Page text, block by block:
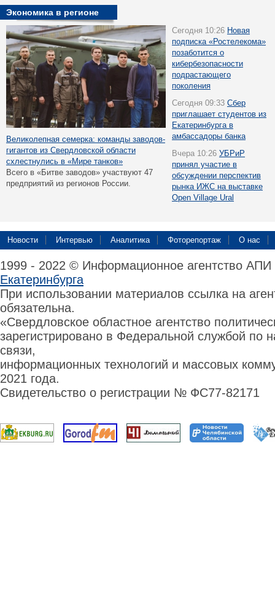
Экономика в регионе
Великолепная семерка: команды заводов-
гигантов из Свердловской области
схлестнулись в «Мире танков»
Всего в «Битве заводов» участвуют 47
предприятий из регионов России.
Сегодня 10:26 Новая
подписка «Ростелекома»
позаботится о
кибербезопасности
подрастающего
поколения
Сегодня 09:33 Сбер
приглашает студентов из
Екатеринбурга в
амбассадоры банка
Вчера 10:26 УБРиР
принял участие в
обсуждении перспектив
рынка ИЖС на выставке
Open Village Ural
Новости Интервью Аналитика Фоторепортаж О нас
1999 - 2022 © Информационное агентство
Екатеринбурга
При использовании материалов ссылка на
обязательна.
«Свердловское областное агентство
зарегистрировано в Федеральной службой по
связи,
информационных технологий и массовых
2021 года.
Свидетельство о регистрации № ФС77-82171